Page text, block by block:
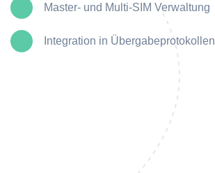
Master- und Multi-SIM Verwaltung
Integration in Übergabeprotokollen